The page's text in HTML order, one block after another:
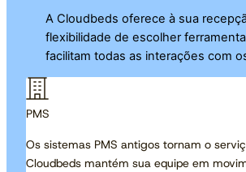
A Cloudbeds oferece à sua
flexibilidade de escolher
facilitam todas as interações com
PMS
Os sistemas PMS antigos tornam o
Cloudbeds mantém sua equipe em